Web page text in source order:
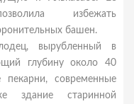
избежать
башен.
вырубленный в
глубину около 40
пекарни, современные
здание старинной